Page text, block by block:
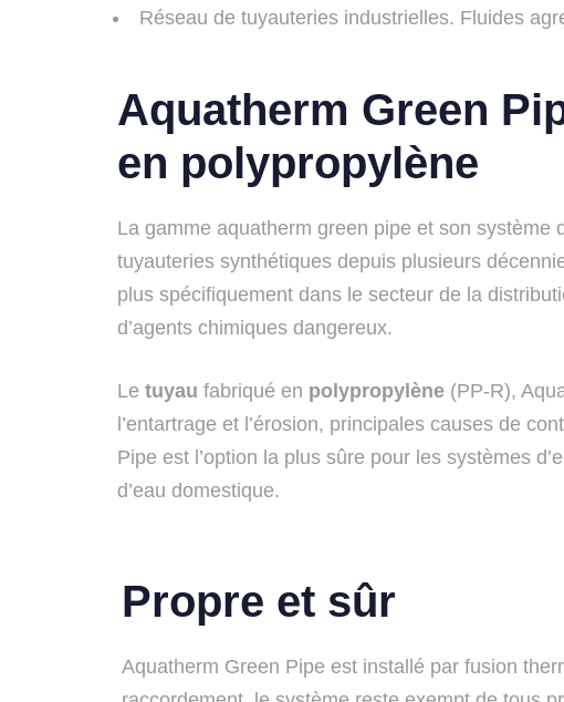
Réseau de tuyauteries industrielles. Fluides
Aquatherm Green
en polypropylène
La gamme aquatherm green pipe et son système
tuyauteries synthétiques depuis plusieurs
plus spécifiquement dans le secteur de la
d’agents chimiques dangereux.
Le tuyau fabriqué en polypropylène (PP-R),
l’entartrage et l’érosion, principales causes de
Pipe est l’option la plus sûre pour les systèmes
d’eau domestique.
Propre et sûr
Aquatherm Green Pipe est installé par fusion